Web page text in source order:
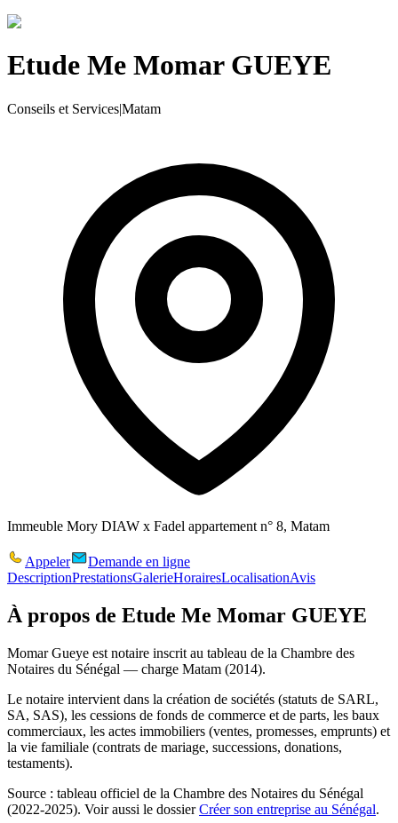
Etude Me Momar GUEYE
Conseils et Services|Matam
Immeuble Mory DIAW x Fadel appartement n° 8, Matam
Appeler
Demande en ligne
DescriptionPrestationsGalerieHorairesLocalisationAvis
À propos de Etude Me Momar GUEYE
Momar Gueye est notaire inscrit au tableau de la Chambre des
Notaires du Sénégal — charge Matam (2014).
Le notaire intervient dans la création de sociétés (statuts de SARL,
SA, SAS), les cessions de fonds de commerce et de parts, les baux
commerciaux, les actes immobiliers (ventes, promesses, emprunts) et
la vie familiale (contrats de mariage, successions, donations,
testaments).
Source : tableau officiel de la Chambre des Notaires du Sénégal
(2022-2025). Voir aussi le dossierCréer son entreprise au Sénégal.